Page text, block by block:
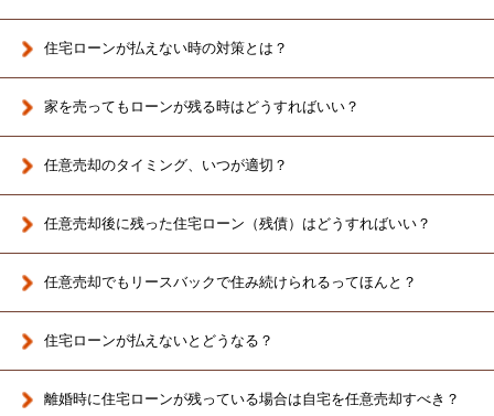
住宅ローンが払えない時の対策とは？
家を売ってもローンが残る時はどうすればいい？
任意売却のタイミング、いつが適切？
任意売却後に残った住宅ローン（残債）はどうすればいい？
任意売却でもリースバックで住み続けられるってほんと？
住宅ローンが払えないとどうなる？
離婚時に住宅ローンが残っている場合は自宅を任意売却すべき？